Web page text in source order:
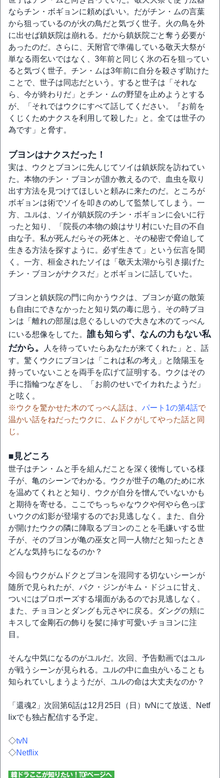
ならチン・ボギョンに頼めばいい。だがチン・ムの言葉
から狙っているのが火の鳥だと気づく世子。火の鳥を外
に出せば鎮妖院は崩れる。だから鎮妖院ごと奪う必要が
あったのだ。さらに、天附官で準備している敬天大祭が
単なる雨乞いではなく、3年前と同じく氷の石を狙ってい
ると気づく世子。チン・ムは3年前に自分を殺さず助けた
ことで、世子は同志だという。すると世子は「それな
ら、今が終わりだ」とチン・ムの野望を止めようとする
が、「それではウクにすべて話してください。『お前を
くじくためナクスを利用して殺した』と。全ては世子の
為です」と脅す。
ブヨンはナクスだった！
実は、ウクとブヨンに先んじてソイは鎮妖院を訪ねてい
た。本物のチン・ブヨンが誰か教えるので、血虫を取り
出す方法を見つけてほしいと頼みに来たのだ。ところが
ボギョンは術でソイを叩きのめして監禁してしまう。一
方、ユルは、ソイが鎮妖院のチン・ボギョンに会いに行
ったと知り、「院長の本物の娘はサリ村にいた目の不自
由な子。私が死んだらその死体と、その秘密で脅迫して
生きる方法を探すように。必ず生きて」という伝言を聞
く。一方、桓金されたソイは「敬天太湖から引き揚げた
チン・ブヨンがナクスだ」とボギョンに話していた。
ブヨンと鎮妖院の門に向かうウクは、ブヨンが庭の散策
も自由にできなかったと知り気の毒に思う。その時ブヨ
ンは「離れの部屋は息ぐるしいので大きな木のてっぺん
にいる想像をしてた。 誰も知らず、なんの力もない私
だから。
人を待っていたらあなたが来てくれた」と、話
す。驚くウクにブヨンは「これは私の考え」と陰陽玉を
持っていないことを両手を広げて証明する。ウクはその
手に指輪つなぎをし、「お前のせいでイカれたようだ」
と呟く。
※ウクを驚かせた木のてっぺん話は、 パート1の第4話で
温かい話をねだったウクに、ムドクがしてやった話と同
じ。
■見どころ
世子はチン・ムと手を組んだことを深く後悔している様
子が、亀のシーンでわかる。ウクが世子の亀のために水
を温めてくれとと知り、ウクが自分を憎んでいないかも
と期待を寄せる。ここでちっちゃなウクや何やら色っぽ
いウクの幻影が登場するのでお見逃しなく。また、自分
が開けたウクの隣に陣取るブヨンのことを毛嫌いする世
子が、そのブヨンが亀の巫女と同一人物だと知ったとき
どんな気持ちになるのか？
今回もウクがムドクとブヨンを混同する切ないシーンが
随所で見られたが、パク・ジンがキム・ドジュに甘え、
ついにはプロポーズする場面があるのでお見逃しなく。
また、チョヨンとダングも元さやに戻る。ダングの頬に
キスして金剛石の飾りを髪に挿す可愛いチョヨンに注
目。
そんな中気になるのがユルだ。次回、予告動画ではユル
が戦うシーンが見られる。ユルの中に血虫がいることも
知られていしまうようだが、ユルの命は大丈夫なのか？
「還魂2」次回第6話は12月25日（日）tvNにて放送、Netf
lixでも独占配信する予定。
◇tvN
◇Netflix